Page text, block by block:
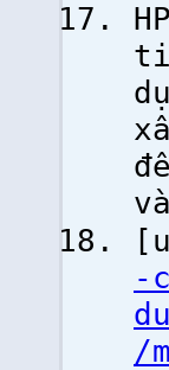
-
/